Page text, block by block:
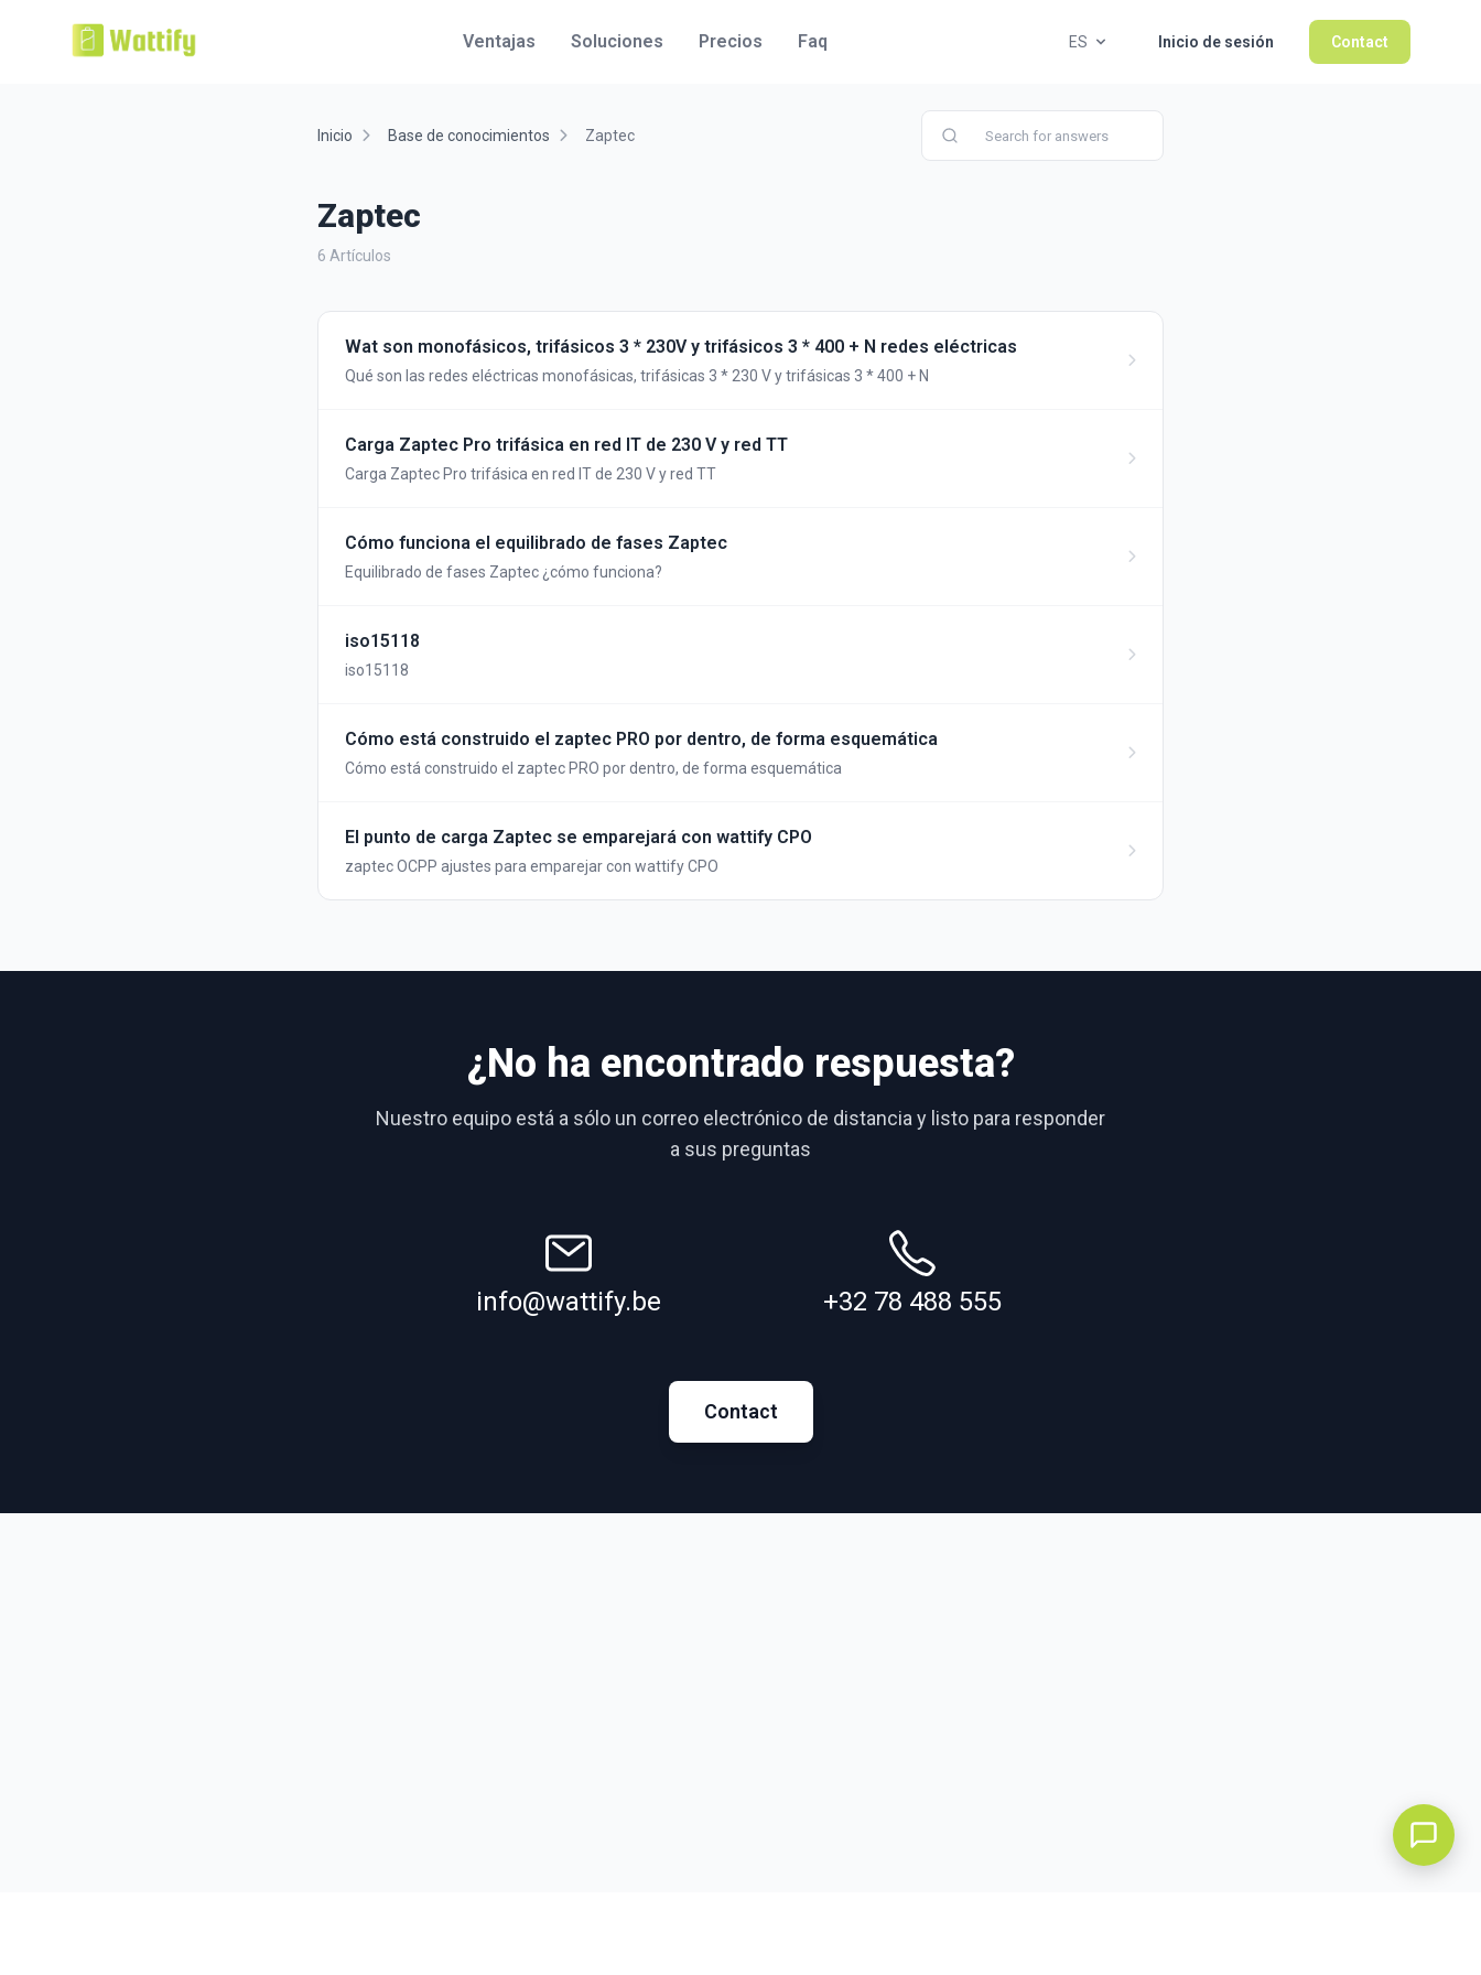
Ventajas Soluciones Precios Faq ES Inicio de sesión Contact
Inicio Base de conocimientos Zaptec
Zaptec
6 Artículos
Wat son monofásicos, trifásicos 3 * 230V y trifásicos 3 * 400 + N redes eléctricas
Qué son las redes eléctricas monofásicas, trifásicas 3 * 230 V y trifásicas 3 * 400 + N
Carga Zaptec Pro trifásica en red IT de 230 V y red TT
Carga Zaptec Pro trifásica en red IT de 230 V y red TT
Cómo funciona el equilibrado de fases Zaptec
Equilibrado de fases Zaptec ¿cómo funciona?
iso15118
iso15118
Cómo está construido el zaptec PRO por dentro, de forma esquemática
Cómo está construido el zaptec PRO por dentro, de forma esquemática
El punto de carga Zaptec se emparejará con wattify CPO
zaptec OCPP ajustes para emparejar con wattify CPO
¿No ha encontrado respuesta?
Nuestro equipo está a sólo un correo electrónico de distancia y listo para responder
a sus preguntas
info@wattify.be +32 78 488 555
Contact